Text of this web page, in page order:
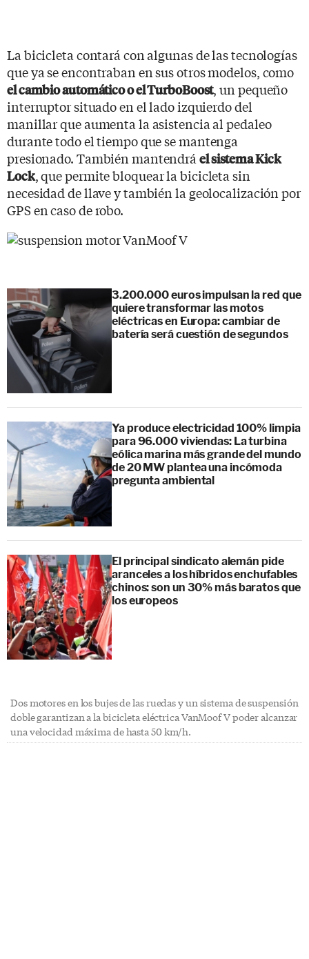
La bicicleta contará con algunas de las tecnologías
que ya se encontraban en sus otros modelos, como
el cambio automático o el TurboBoost, un pequeño
interruptor situado en el lado izquierdo del
manillar que aumenta la asistencia al pedaleo
durante todo el tiempo que se mantenga
presionado. También mantendrá el sistema Kick
Lock, que permite bloquear la bicicleta sin
necesidad de llave y también la geolocalización por
GPS en caso de robo.
3.200.000 euros impulsan la red que
quiere transformar las motos
eléctricas en Europa: cambiar de
batería será cuestión de segundos
Ya produce electricidad 100% limpia
para 96.000 viviendas: La turbina
eólica marina más grande del mundo
de 20 MW plantea una incómoda
pregunta ambiental
El principal sindicato alemán pide
aranceles a los híbridos enchufables
chinos: son un 30% más baratos que
los europeos
Dos motores en los bujes de las ruedas y un sistema de suspensión
doble garantizan a la bicicleta eléctrica VanMoof V poder alcanzar
una velocidad máxima de hasta 50 km/h.